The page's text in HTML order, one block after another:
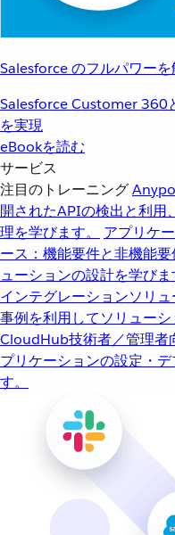
Salesforce のフルパワー
Salesforce Customer 360
を実現
eBookを読む
サービス
注目のトレーニング
開されたAPIの検出と利用
理を学びます。
アプリケ
ース：機能要件と非機能
ューションの設計を学びま
インテグレーションソリ
事例を利用してソリューシ
CloudHub技術者／管理者
プリケーションの設定・
す。